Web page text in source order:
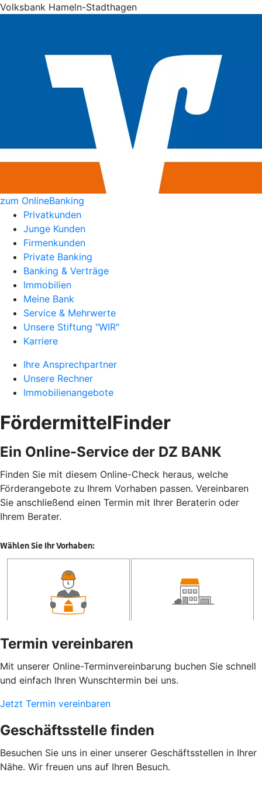
Volksbank Hameln-Stadthagen
zum OnlineBanking
Privatkunden
Junge Kunden
Firmenkunden
Private Banking
Banking & Verträge
Immobilien
Meine Bank
Service & Mehrwerte
Unsere Stiftung "WIR"
Karriere
Ihre Ansprechpartner
Unsere Rechner
Immobilienangebote
FördermittelFinder
Ein Online-Service der DZ BANK
Finden Sie mit diesem Online-Check heraus, welche
Förderangebote zu Ihrem Vorhaben passen. Vereinbaren
Sie anschließend einen Termin mit Ihrer Beraterin oder
Ihrem Berater.
Termin vereinbaren
Mit unserer Online-Terminvereinbarung buchen Sie schnell
und einfach Ihren Wunschtermin bei uns.
Jetzt Termin vereinbaren
Geschäftsstelle finden
Besuchen Sie uns in einer unserer Geschäftsstellen in Ihrer
Nähe. Wir freuen uns auf Ihren Besuch.